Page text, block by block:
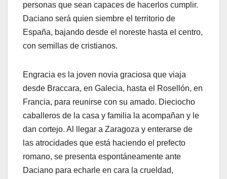
personas que sean capaces de hacerlos cumplir.
Daciano será quien siembre el territorio de
España, bajando desde el noreste hasta el centro,
con semillas de cristianos.
Engracia es la joven novia graciosa que viaja
desde Braccara, en Galecia, hasta el Rosellón, en
Francia, para reunirse con su amado. Dieciocho
caballeros de la casa y familia la acompañan y le
dan cortejo. Al llegar a Zaragoza y enterarse de
las atrocidades que está haciendo el prefecto
romano, se presenta espontáneamente ante
Daciano para echarle en cara la crueldad,